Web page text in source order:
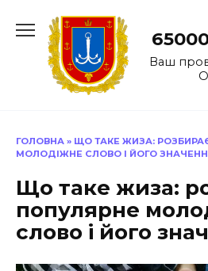
до
Ваш
ГОЛОВНА » ЩО ТАКЕ ЖИЗА:
МОЛОДІЖНЕ СЛОВО І ЙОГО
Що таке жиза:
популярне
слово і його